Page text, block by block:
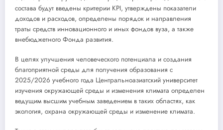
состава будут введены критерии KPI, утверждены показатели
доходов и расходов, определены порядок и направления
траты средств инновационного и иных фондов вуза, а также
внебюджетного Фонда развития.
В целях улучшения человеческого потенциала и создания
благоприятной среды для получения образования с
2025/2026 учебного года Центральноазиатский университет
изучения окружающей среды и изменения климата определен
ведущим высшим учебным заведением в таких областях, как
экология, охрана окружающей среды и изменение климата.